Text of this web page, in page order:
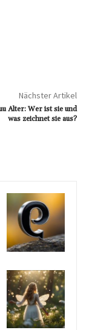
Nächster Artikel
Alter: Wer ist sie und
was zeichnet sie aus?